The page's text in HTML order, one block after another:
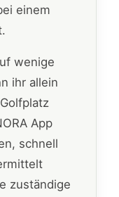
einem
wenige
ihr allein
App
schnell
zuständige